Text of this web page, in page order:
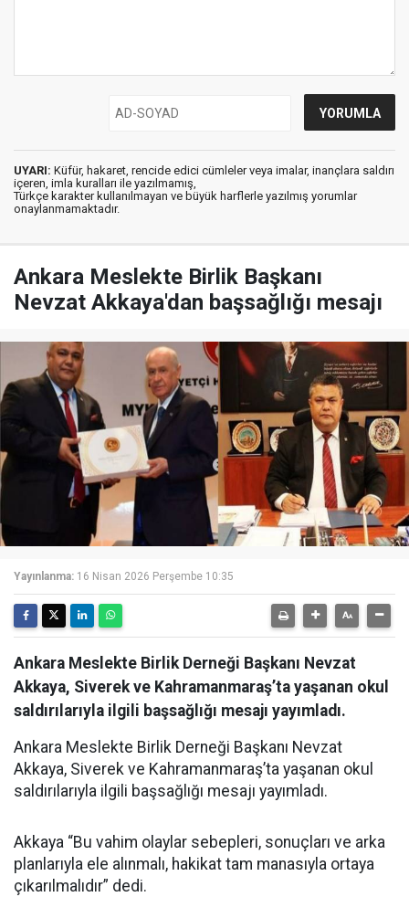
UYARI: Küfür, hakaret, rencide edici cümleler veya imalar, inançlara saldırı
içeren, imla kuralları ile yazılmamış,
Türkçe karakter kullanılmayan ve büyük harflerle yazılmış yorumlar
onaylanmamaktadır.
Ankara Meslekte Birlik Başkanı
Nevzat Akkaya'dan başsağlığı mesajı
Yayınlanma: 16 Nisan 2026 Perşembe 10:35
Ankara Meslekte Birlik Derneği Başkanı Nevzat
Akkaya, Siverek ve Kahramanmaraş’ta yaşanan okul
saldırılarıyla ilgili başsağlığı mesajı yayımladı.
Ankara Meslekte Birlik Derneği Başkanı Nevzat
Akkaya, Siverek ve Kahramanmaraş’ta yaşanan okul
saldırılarıyla ilgili başsağlığı mesajı yayımladı.
Akkaya “Bu vahim olaylar sebepleri, sonuçları ve arka
planlarıyla ele alınmalı, hakikat tam manasıyla ortaya
çıkarılmalıdır” dedi.